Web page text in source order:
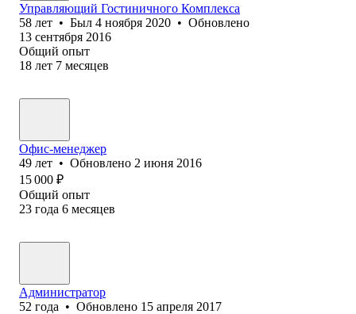
Управляющий Гостиничного Комплекса
58 лет • Был 4 ноября 2020 • Обновлено
13 сентября 2016
Общий опыт
18 лет 7 месяцев
Офис-менеджер
49 лет • Обновлено 2 июня 2016
15 000 ₽
Общий опыт
23 года 6 месяцев
Администратор
52 года • Обновлено 15 апреля 2017